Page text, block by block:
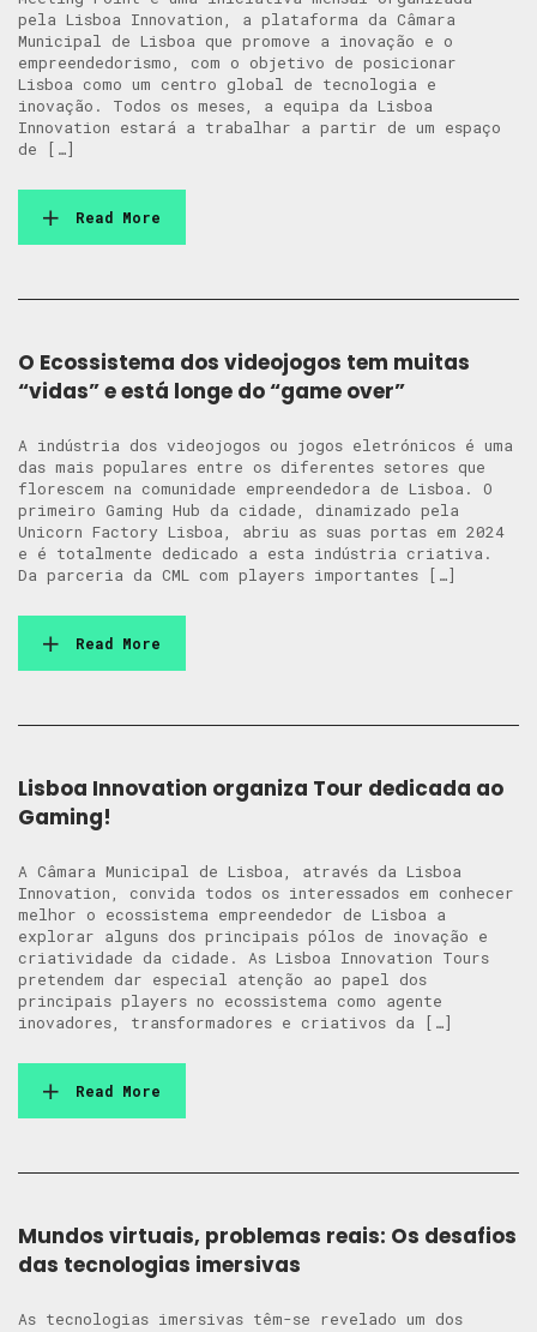
pela Lisboa Innovation, a plataforma da Câmara
Municipal de Lisboa que promove a inovação e o
empreendedorismo, com o objetivo de posicionar
Lisboa como um centro global de tecnologia e
inovação. Todos os meses, a equipa da Lisboa
Innovation estará a trabalhar a partir de um espaço
de […]
Read More
O Ecossistema dos videojogos tem muitas
“vidas” e está longe do “game over”
A indústria dos videojogos ou jogos eletrónicos é uma
das mais populares entre os diferentes setores que
florescem na comunidade empreendedora de Lisboa. O
primeiro Gaming Hub da cidade, dinamizado pela
Unicorn Factory Lisboa, abriu as suas portas em 2024
e é totalmente dedicado a esta indústria criativa.
Da parceria da CML com players importantes […]
Read More
Lisboa Innovation organiza Tour dedicada ao
Gaming!
A Câmara Municipal de Lisboa, através da Lisboa
Innovation, convida todos os interessados em conhecer
melhor o ecossistema empreendedor de Lisboa a
explorar alguns dos principais pólos de inovação e
criatividade da cidade. As Lisboa Innovation Tours
pretendem dar especial atenção ao papel dos
principais players no ecossistema como agente
inovadores, transformadores e criativos da […]
Read More
Mundos virtuais, problemas reais: Os desafios
das tecnologias imersivas
As tecnologias imersivas têm-se revelado um dos